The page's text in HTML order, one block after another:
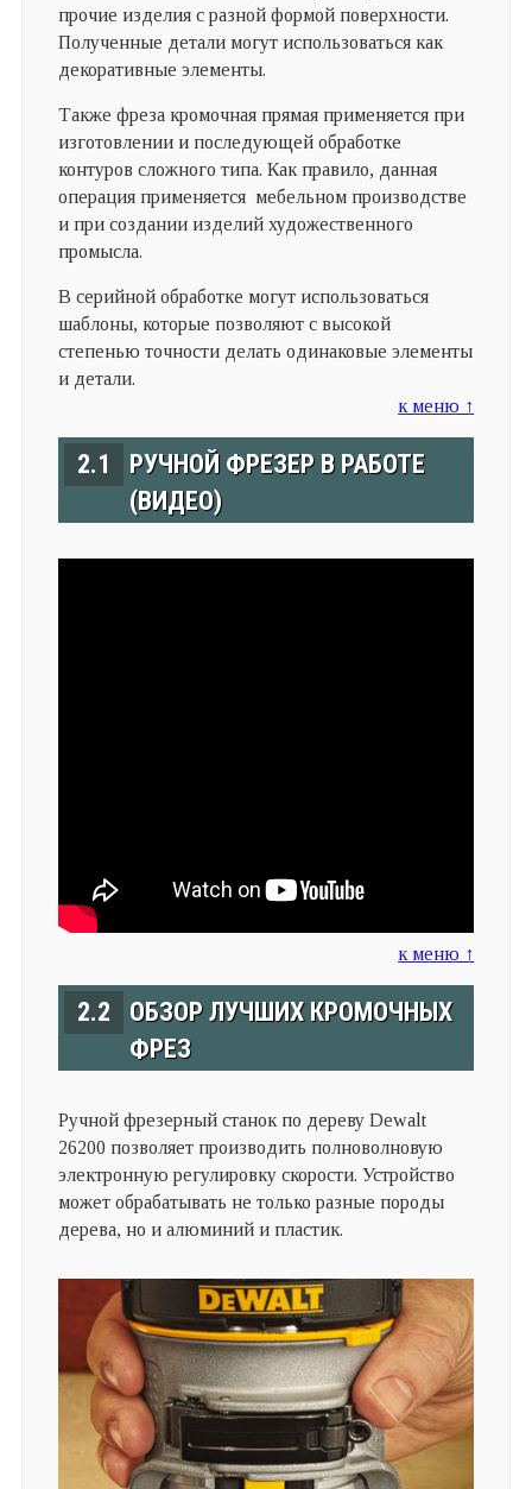
прочие изделия с разной формой поверхности.
Полученные детали могут использоваться как
декоративные элементы.
Также фреза кромочная прямая применяется при
изготовлении и последующей обработке
контуров сложного типа. Как правило, данная
операция применяется мебельном производстве
и при создании изделий художественного
промысла.
В серийной обработке могут использоваться
шаблоны, которые позволяют с высокой
степенью точности делать одинаковые элементы
и детали.
к меню ↑
2.1
РУЧНОЙ ФРЕЗЕР В РАБОТЕ
(ВИДЕО)
к меню ↑
2.2
ОБЗОР ЛУЧШИХ КРОМОЧНЫХ
ФРЕЗ
Ручной фрезерный станок по дереву Dewalt
26200 позволяет производить полноволновую
электронную регулировку скорости. Устройство
может обрабатывать не только разные породы
дерева, но и алюминий и пластик.